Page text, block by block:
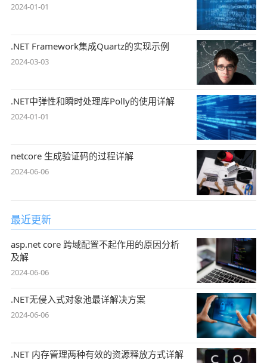
2024-01-01
.NET Framework集成Quartz的实现示例
2024-03-03
.NET中弹性和瞬时处理库Polly的使用详解
2024-01-01
netcore 生成验证码的过程详解
2024-06-06
最近更新
asp.net core 跨域配置不起作用的原因分析
及解
2024-06-06
.NET无侵入式对象池最详解决方案
2024-06-06
.NET 内存管理两种有效的资源释放方式详解